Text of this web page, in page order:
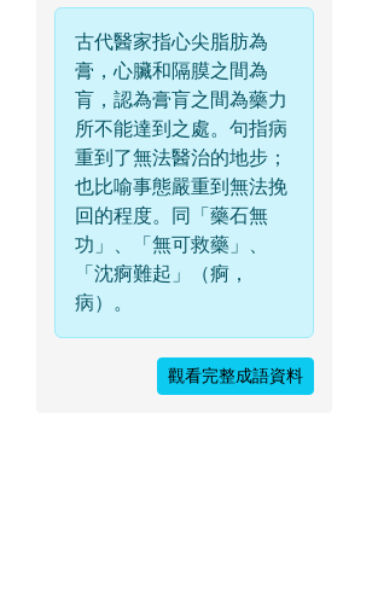
古代醫家指心尖脂肪為
膏，心臟和隔膜之間為
肓，認為膏肓之間為藥力
所不能達到之處。句指病
重到了無法醫治的地步；
也比喻事態嚴重到無法挽
回的程度。同「藥石無
功」、「無可救藥」、
「沈痾難起」（痾，
病）。
觀看完整成語資料